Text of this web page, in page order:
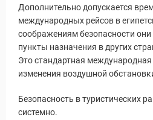
Дополнительно допускается
международных рейсов в
соображениям безопасности
пункты назначения в других
Это стандартная
изменения воздушной
Безопасность в туристических
системно.